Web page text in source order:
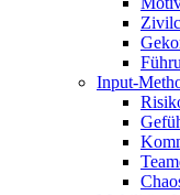
Input-